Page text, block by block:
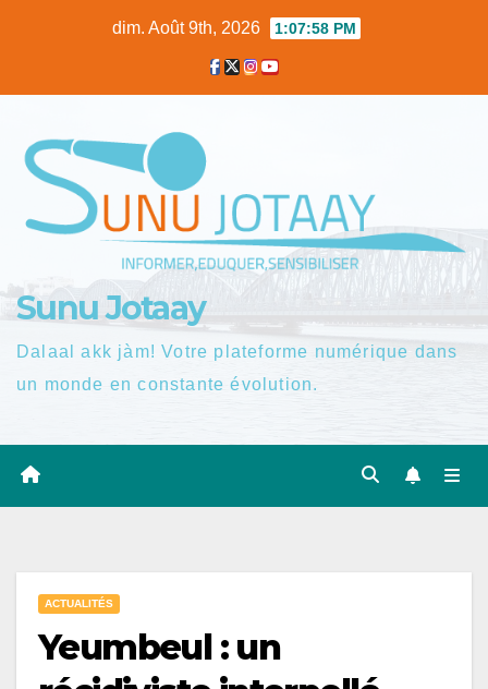
dim. Août 9th, 2026 1:07:59 PM
Sunu Jotaay
Dalaal akk jàm! Votre plateforme numérique dans
un monde en constante évolution.
ACTUALITÉS
Yeumbeul : un